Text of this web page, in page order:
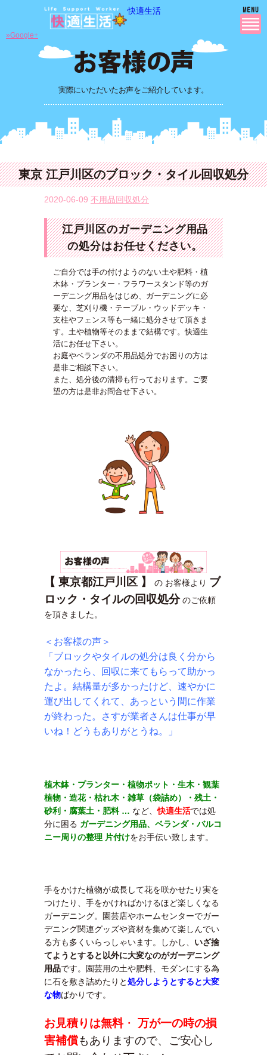
快適生活
実際にいただいたお声をご紹介しています。
»Google+
東京 江戸川区のブロック・タイル回収処分
2020-06-09 不用品回収処分
江戸川区のガーデニング用品
の処分はお任せください。
ご自分では手の付けようのない土や肥料・植
木鉢・プランター・フラワースタンド等のガ
ーデニング用品をはじめ、ガーデニングに必
要な、芝刈り機・テーブル・ウッドデッキ・
支柱やフェンス等も一緒に処分させて頂きま
す。土や植物等そのままで結構です。快適生
活にお任せ下さい。
お庭やベランダの不用品処分でお困りの方は
是非ご相談下さい。
また、処分後の清掃も行っております。ご要
望の方は是非お問合せ下さい。
【 東京都江戸川区 】 の お客様より ブ
ロック・タイルの回収処分のご依頼
を頂きました。
＜お客様の声＞
「ブロックやタイルの処分は良く分から
なかったら、回収に来てもらって助かっ
たよ。結構量が多かったけど、速やかに
運び出してくれて、あっという間に作業
が終わった。さすが業者さんは仕事が早
いね！どうもありがとうね。」
植木鉢・プランター・植物ポット・生木・観葉
植物・造花・枯れ木・雑草（袋詰め）・残土・
砂利・腐葉土・肥料 … など、快適生活では処
分に困る ガーデニング用品、ベランダ・バルコ
ニー周りの整理 片付けをお手伝い致します。
手をかけた植物が成長して花を咲かせたり実を
つけたり、手をかければかけるほど楽しくなる
ガーデニング。園芸店やホームセンターでガー
デニング関連グッズや資材を集めて楽しんでい
る方も多くいらっしゃいます。しかし、 いざ捨
てようとすると以外に大変なのがガーデニング
用品です。園芸用の土や肥料、モダンにする為
に石を敷き詰めたりと処分しようとすると大変
な物ばかりです。
お見積りは無料・ 万が一の時の損
害補償もありますので、ご安心し